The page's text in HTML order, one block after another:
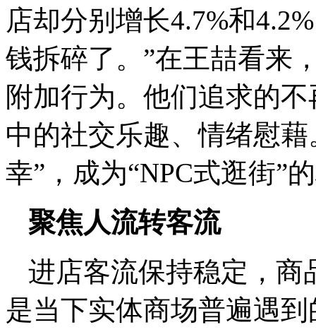
店却分别增长4.7%和
钱拆碎了。”在王喆看来
附加行为。他们追求的
中的社交乐趣、情绪慰
幸”，成为“NPC式逛街”
聚焦人流转客流
进店客流保持稳定，商
是当下实体商场普遍遇